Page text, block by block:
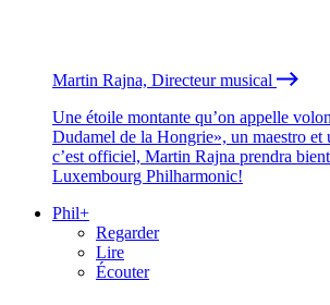
Martin Rajna, Directeur musical
Une étoile montante qu’on appelle
Dudamel de la Hongrie», un maestro et
c’est officiel, Martin Rajna prendra
Luxembourg Philharmonic!
Phil+
Regarder
Lire
Écouter